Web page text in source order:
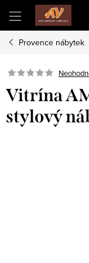
obsah
Provence nábytek
Vitrína
stylový